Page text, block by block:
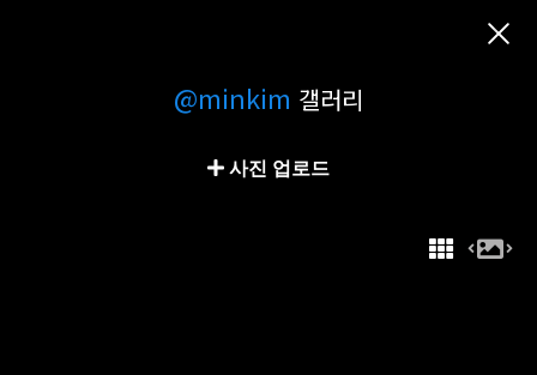
@minkim 갤러리
사진 업로드